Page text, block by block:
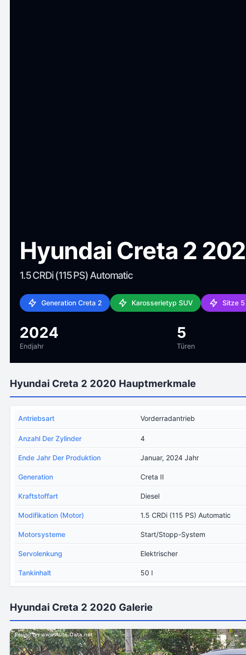
Hyundai Creta 2
1.5 CRDi (115 PS) Automatic
Generation Creta 2 Karosserietyp SUV Sitze 5
2024
Endjahr
5
Türen
Hyundai Creta 2 2020 Hauptmerkmale
Antriebsart Vorderradantrieb
Anzahl Der Zylinder 4
Ende Jahr Der Produktion Januar, 2024 Jahr
Generation Creta II
Kraftstoffart Diesel
Modifikation (Motor) 1.5 CRDi (115 PS) Automatic
Motorsysteme Start/Stopp-System
Servolenkung Elektrischer
Tankinhalt 50 l
Hyundai Creta 2 2020 Galerie